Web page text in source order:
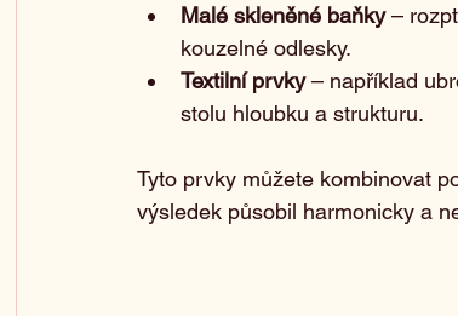
Malé skleněné baňky –
kouzelné odlesky.
Textilní prvky – například
stolu hloubku a strukturu.
Tyto prvky můžete kombinovat
výsledek působil harmonicky a